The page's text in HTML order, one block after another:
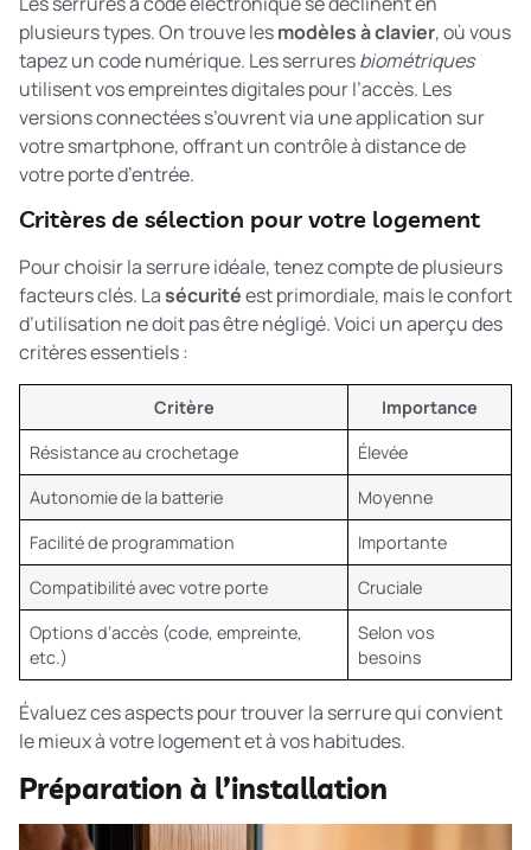
plusieurs types. On trouve lesmodèles à clavier, où vous
tapez un code numérique. Les serruresbiométriques
utilisent vos empreintes digitales pour l’accès. Les
versions connectées s’ouvrent via une application sur
votre smartphone, offrant un contrôle à distance de
votre porte d’entrée.
Critères de sélection pour votre logement
Pour choisir la serrure idéale, tenez compte de plusieurs
facteurs clés. Lasécuritéest primordiale, mais le confort
d’utilisation ne doit pas être négligé. Voici un aperçu des
critères essentiels :
Critère
Importance
Résistance au crochetage
Élevée
Autonomie de la batterie
Moyenne
Facilité de programmation
Importante
Compatibilité avec votre porte
Cruciale
Options d’accès (code, empreinte,
etc.)
Selon vos
besoins
Évaluez ces aspects pour trouver la serrure qui convient
le mieux à votre logement et à vos habitudes.
Préparation à l’installation